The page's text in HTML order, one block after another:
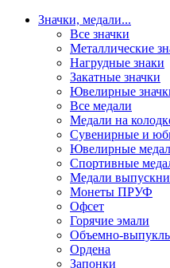
Значки, медали...
Все значки
Металлические
Нагрудные знаки
Закатные значки
Ювелирные
Все медали
Медали на
Сувенирные и
Ювелирные
Спортивные
Медали
Монеты ПРУФ
Офсет
Горячие эмали
Объемно-
Ордена
Запонки